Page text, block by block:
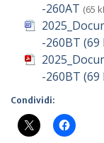
-260AT (65
-260BT (69
-260BT (69
Condividi: